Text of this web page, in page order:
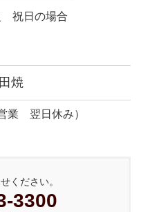
祝日の場合
焼
業 翌日休み）
ください。
3300